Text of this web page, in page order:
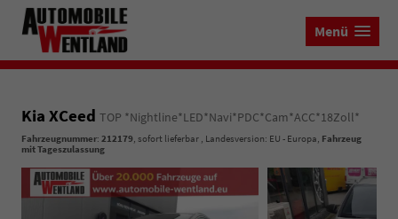
Menü
Kia XCeed TOP *Nightline*LED*Navi*PDC*Cam*ACC*18Zoll*
Fahrzeugnummer: 212179, sofort lieferbar , Landesversion: EU - Europa, Fahrzeug
mit Tageszulassung